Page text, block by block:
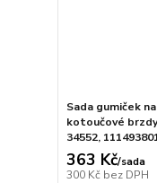
Sada gumiček
kotoučové brzdy
34552,
363 Kč/sada
300 Kč bez DPH